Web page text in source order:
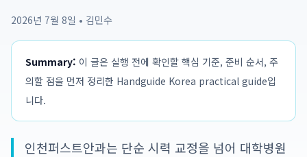
2026년 7월 8일 • 김민수
Summary: 이 글은 실행 전에 확인할 핵심 기준, 준비 순서, 주
의할 점을 먼저 정리한 Handguide Korea practical guide입
니다.
인천퍼스트안과는 단순 시력 교정을 넘어 대학병원